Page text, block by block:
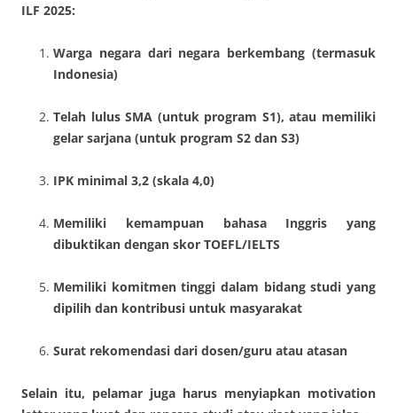
ILF 2025:
Warga negara dari negara berkembang (termasuk
Indonesia)
Telah lulus SMA (untuk program S1), atau memiliki
gelar sarjana (untuk program S2 dan S3)
IPK minimal 3,2 (skala 4,0)
Memiliki kemampuan bahasa Inggris yang
dibuktikan dengan skor TOEFL/IELTS
Memiliki komitmen tinggi dalam bidang studi yang
dipilih dan kontribusi untuk masyarakat
Surat rekomendasi dari dosen/guru atau atasan
Selain itu, pelamar juga harus menyiapkan motivation